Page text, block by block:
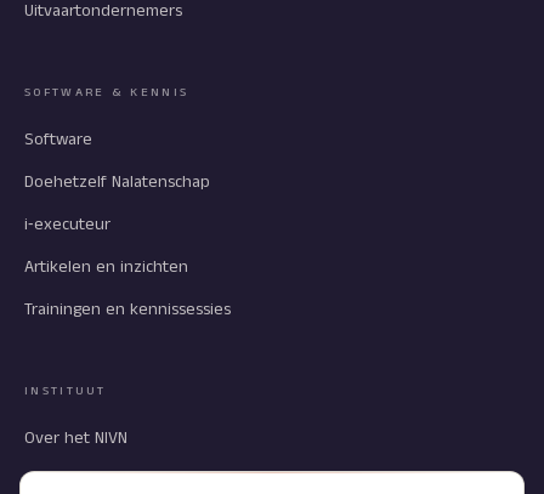
Uitvaartondernemers
SOFTWARE & KENNIS
Software
Doehetzelf Nalatenschap
i‑executeur
Artikelen en inzichten
Trainingen en kennissessies
INSTITUUT
Over het NIVN
Partners